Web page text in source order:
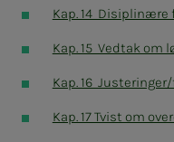
Kap. 14 Disiplinære
Kap. 15 Vedtak om
Kap. 16
Kap. 17 Tvist om